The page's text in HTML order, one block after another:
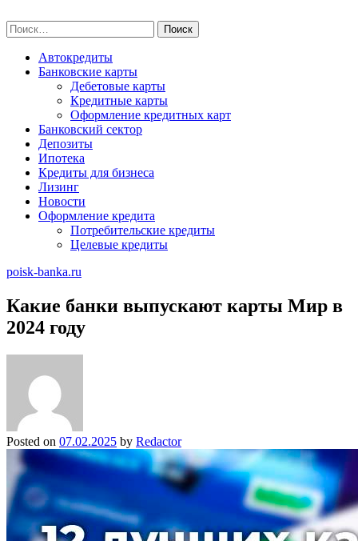
to
content
Найти:
Автокредиты
Банковские карты
Дебетовые карты
Кредитные карты
Оформление кредитных карт
Банковский сектор
Депозиты
Ипотека
Кредиты для бизнеса
Лизинг
Новости
Оформление кредита
Потребительские кредиты
Целевые кредиты
poisk-banka.ru
Какие банки выпускают карты Мир в
2024 году
Posted on 07.02.2025 by Redactor